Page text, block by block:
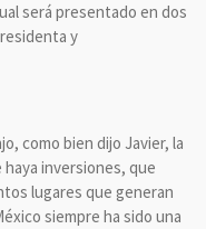
será presentado en dos
y
como bien dijo Javier, la
inversiones, que
lugares que generan
siempre ha sido una